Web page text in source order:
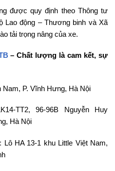
được quy định theo Thông tư
Lao động – Thương binh và Xã
tải trọng nâng của xe.
– Chất lượng là cam kết, sự
P. Vĩnh Hưng, Hà Nội
TT2, 96-96B Nguyễn Huy
Hà Nội
Lô HA 13-1 khu Little Việt Nam,